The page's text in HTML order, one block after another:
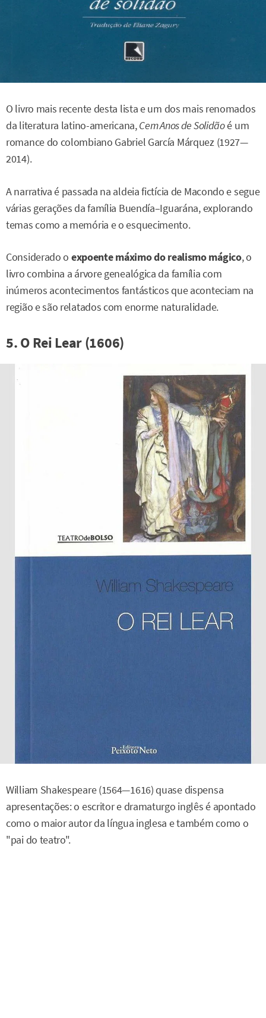
O livro mais recente desta lista e um dos mais renomados
da literatura latino-americana,Cem Anos de Solidãoé um
romance do colombiano Gabriel García Márquez (1927—
2014).
A narrativa é passada na aldeia fictícia de Macondo e segue
várias gerações da família Buendía–Iguarána, explorando
temas como a memória e o esquecimento.
Considerado o expoente máximo do realismo mágico, o
livro combina a árvore genealógica da família com
inúmeros acontecimentos fantásticos que aconteciam na
região e são relatados com enorme naturalidade.
5. O Rei Lear (1606)
William Shakespeare (1564—1616) quase dispensa
apresentações: o escritor e dramaturgo inglês é apontado
como o maior autor da língua inglesa e também como o
"pai do teatro".